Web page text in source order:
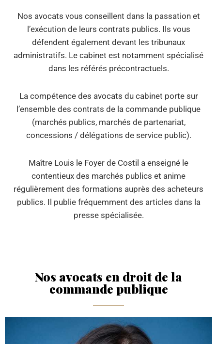
Nos avocats vous conseillent dans la passation et
l’exécution de leurs contrats publics. Ils vous
défendent également devant les tribunaux
administratifs. Le cabinet est notamment spécialisé
dans les référés précontractuels.
La compétence des avocats du cabinet porte sur
l’ensemble des contrats de la commande publique
(marchés publics, marchés de partenariat,
concessions / délégations de service public).
Maître Louis le Foyer de Costil a enseigné le
contentieux des marchés publics et anime
régulièrement des formations auprès des acheteurs
publics. Il publie fréquemment des articles dans la
presse spécialisée.
Nos avocats en droit de la
commande publique